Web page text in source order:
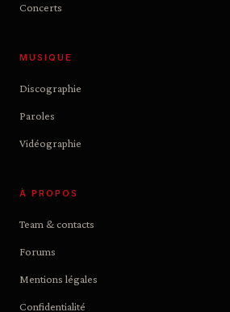
Concerts
MUSIQUE
Discographie
Paroles
Vidéographie
À PROPOS
Team & contacts
Forums
Mentions légales
Confidentialité